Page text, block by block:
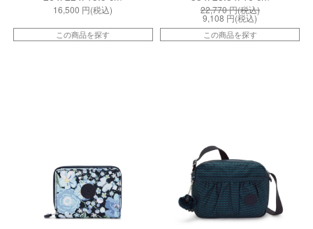
16,500 円(税込)
この商品を探す
22,770円(税込)
9,108 円(税込)
この商品を探す